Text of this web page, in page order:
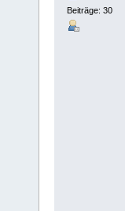
Beiträge: 30